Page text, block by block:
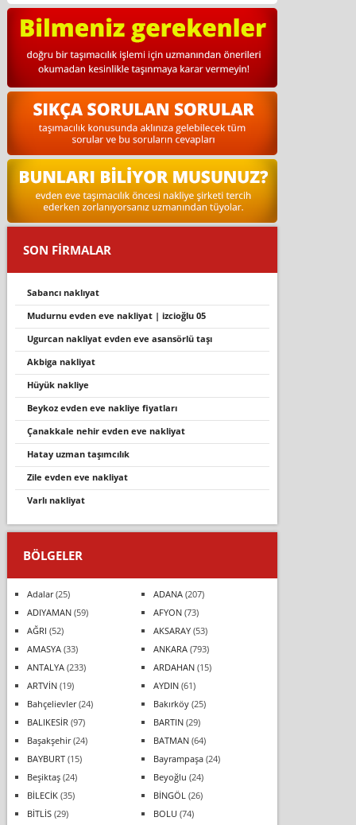
SON FİRMALAR
sabancı naklıyat
mudurnu evden eve nakli̇yat | i̇zci̇oğlu 05
ugurcan nakliyat evden eve asansörlü taşı
akbiga nakliyat
hüyük nakli̇ye
beykoz evden eve nakliye fiyatları
çanakkale nehir evden eve nakliyat
hatay uzman taşımcılık
zile evden eve nakliyat
varlı nakliyat
BÖLGELER
Adalar(25) ADANA(207)
ADIYAMAN(59) AFYON(73)
AĞRI (52) AKSARAY(53)
AMASYA(33) ANKARA(793)
ANTALYA(233) ARDAHAN(15)
ARTVİN(19) AYDIN(61)
Bahçelievler(24) Bakırköy(25)
BALIKESİR (97) BARTIN(29)
Başakşehir(24) BATMAN(64)
BAYBURT(15) Bayrampaşa(24)
Beşiktaş(24) Beyoğlu (24)
BİLECİK(35) BİNGÖL (26)
BİTLİS(29) BOLU (74)